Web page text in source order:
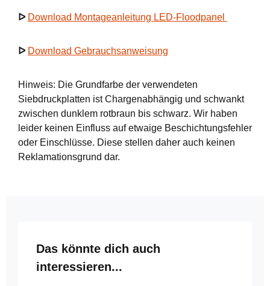
ᐅ Download Montageanleitung LED-Floodpanel
ᐅ Download Gebrauchsanweisung
Hinweis: Die Grundfarbe der verwendeten
Siebdruckplatten ist Chargenabhängig und schwankt
zwischen dunklem rotbraun bis schwarz. Wir haben
leider keinen Einfluss auf etwaige Beschichtungsfehler
oder Einschlüsse. Diese stellen daher auch keinen
Reklamationsgrund dar.
Produktgalerie überspringen
Das könnte dich auch
interessieren...